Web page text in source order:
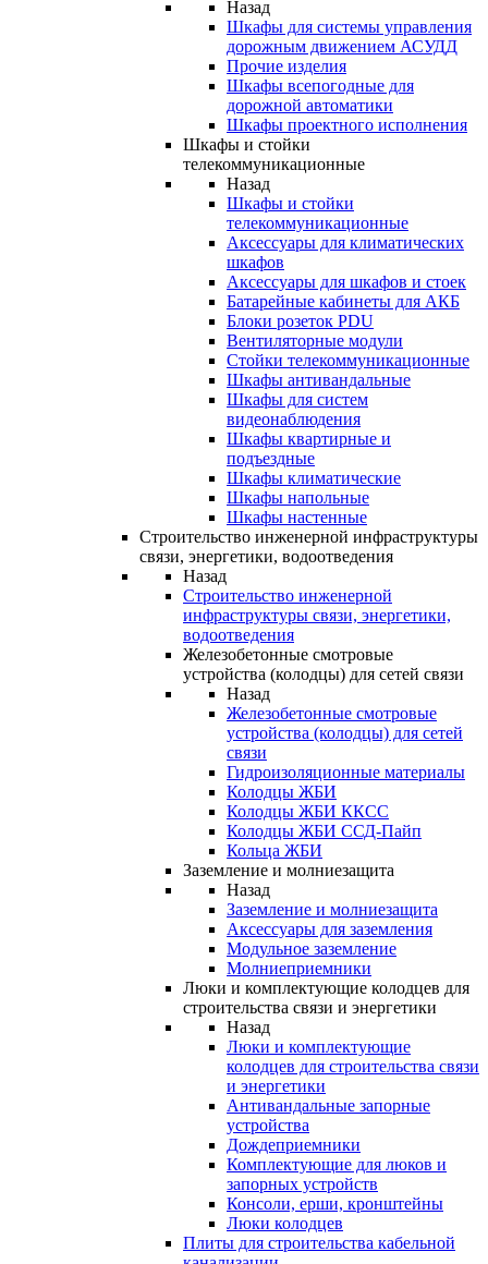
Назад
Шкафы для системы управления
дорожным движением АСУДД
Прочие изделия
Шкафы всепогодные для
дорожной автоматики
Шкафы проектного исполнения
Шкафы и стойки
телекоммуникационные
Назад
Шкафы и стойки
телекоммуникационные
Аксессуары для климатических
шкафов
Аксессуары для шкафов и стоек
Батарейные кабинеты для АКБ
Блоки розеток PDU
Вентиляторные модули
Стойки телекоммуникационные
Шкафы антивандальные
Шкафы для систем
видеонаблюдения
Шкафы квартирные и
подъездные
Шкафы климатические
Шкафы напольные
Шкафы настенные
Строительство инженерной инфраструктуры
связи, энергетики, водоотведения
Назад
Строительство инженерной
инфраструктуры связи, энергетики,
водоотведения
Железобетонные смотровые
устройства (колодцы) для сетей связи
Назад
Железобетонные смотровые
устройства (колодцы) для сетей
связи
Гидроизоляционные материалы
Колодцы ЖБИ
Колодцы ЖБИ ККСС
Колодцы ЖБИ ССД-Пайп
Кольца ЖБИ
Заземление и молниезащита
Назад
Заземление и молниезащита
Аксессуары для заземления
Модульное заземление
Молниеприемники
Люки и комплектующие колодцев для
строительства связи и энергетики
Назад
Люки и комплектующие
колодцев для строительства связи
и энергетики
Антивандальные запорные
устройства
Дождеприемники
Комплектующие для люков и
запорных устройств
Консоли, ерши, кронштейны
Люки колодцев
Плиты для строительства кабельной